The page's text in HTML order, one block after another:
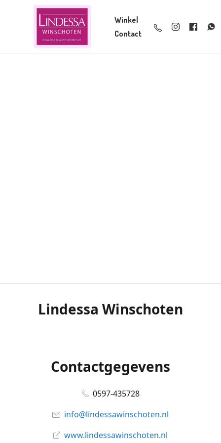
Winkel
Contact
Lindessa Winschoten
Contactgegevens
0597-435728
info@lindessawinschoten.nl
www.lindessawinschoten.nl